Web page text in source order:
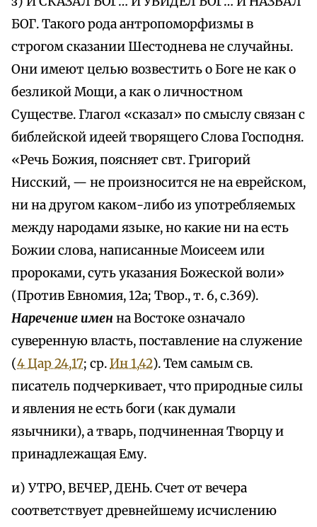
БОГ. Такого рода антропоморфизмы в
строгом сказании Шестоднева не случайны.
Они имеют целью возвестить о Боге не как о
безликой Мощи, а как о личностном
Существе. Глагол «сказал» по смыслу связан с
библейской идеей творящего Слова Господня.
«Речь Божия, поясняет свт. Григорий
Нисский, — не произносится не на еврейском,
ни на другом каком-либо из употребляемых
между народами языке, но какие ни на есть
Божии слова, написанные Моисеем или
пророками, суть указания Божеской воли»
(Против Евномия, 12а; Твор., т. 6, с.369).
Наречение имен на Востоке означало
суверенную власть, поставление на служение
(4 Цар 24,17; ср.Ин 1,42). Тем самым св.
писатель подчеркивает, что природные силы
и явления не есть боги (как думали
язычники), а тварь, подчиненная Творцу и
принадлежащая Ему.
и) УТРО, ВЕЧЕР, ДЕНЬ. Счет от вечера
соответствует древнейшему исчислению